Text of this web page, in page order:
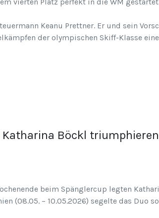
Keanu Prettner. Er und sein
der olympischen Skiff-Klasse
Böckl
beim Spänglercup legten
(08.05. – 10.05.2026) segelte das Duo